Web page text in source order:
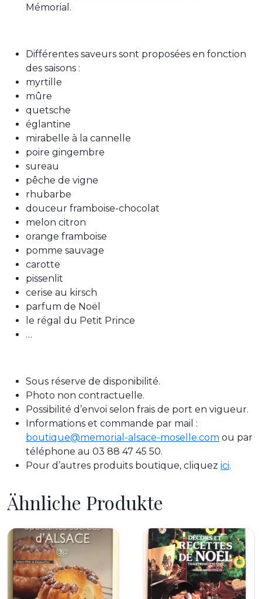
Mémorial.
Différentes saveurs sont proposées en fonction
des saisons :
myrtille
mûre
quetsche
églantine
mirabelle à la cannelle
poire gingembre
sureau
pêche de vigne
rhubarbe
douceur framboise-chocolat
melon citron
orange framboise
pomme sauvage
carotte
pissenlit
cerise au kirsch
parfum de Noël
le régal du Petit Prince
…
Sous réserve de disponibilité.
Photo non contractuelle.
Possibilité d’envoi selon frais de port en vigueur.
Informations et commande par mail :
boutique@memorial-alsace-moselle.com ou par
téléphone au 03 88 47 45 50.
Pour d’autres produits boutique, cliquez ici.
Ähnliche Produkte